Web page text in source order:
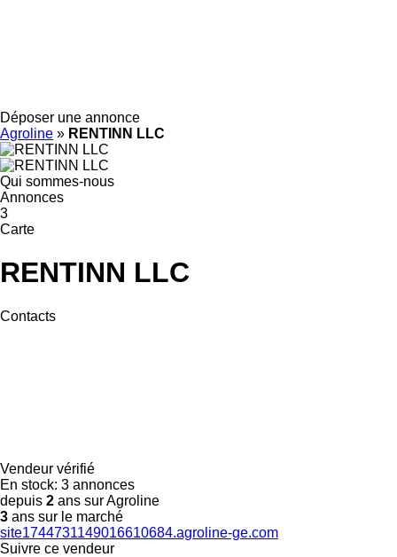
Déposer une annonce
Agroline » RENTINN LLC
Qui sommes-nous
Annonces
3
Carte
RENTINN LLC
Contacts
Vendeur vérifié
En stock: 3 annonces
depuis 2 ans sur Agroline
3 ans sur le marché
site1744731149016610684.agroline-ge.com
Suivre ce vendeur